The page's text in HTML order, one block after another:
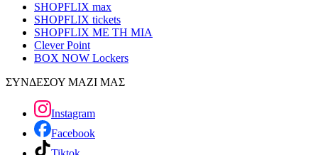
SHOPFLIX max
SHOPFLIX tickets
SHOPFLIX ΜΕ ΤΗ ΜΙΑ
Clever Point
BOX NOW Lockers
ΣΥΝΔΕΣΟΥ ΜΑΖΙ ΜΑΣ
Instagram
Facebook